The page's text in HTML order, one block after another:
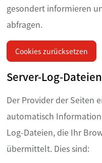
gesondert informieren
abfragen.
Cookies zurücksetzen
Server-Log-Dateien
Der Provider der Seiten
automatisch
Log-Dateien, die Ihr
übermittelt. Dies sind: